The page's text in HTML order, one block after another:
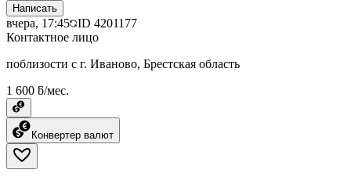
Написать
вчера, 17:45 ID 4201177
Контактное лицо
поблизости с г. Иваново, Брестская область
1 600 ƃ/мес.
Конвертер валют